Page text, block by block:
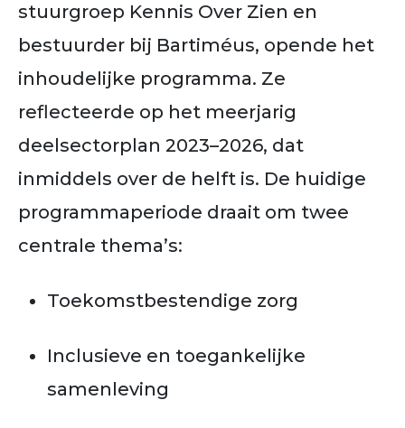
stuurgroep Kennis Over Zien en
bestuurder bij Bartiméus, opende het
inhoudelijke programma. Ze
reflecteerde op het meerjarig
deelsectorplan 2023–2026, dat
inmiddels over de helft is. De huidige
programmaperiode draait om twee
centrale thema’s:
Toekomstbestendige zorg
Inclusieve en toegankelijke
samenleving